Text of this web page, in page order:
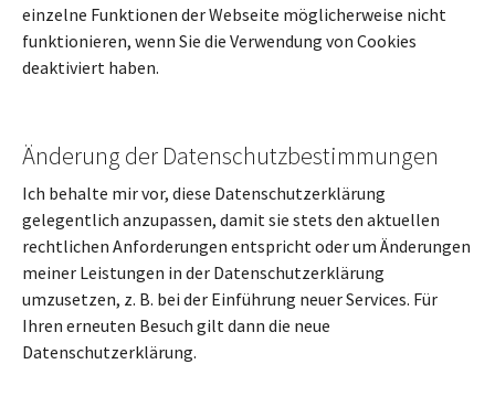
einzelne Funktionen der Webseite möglicherweise nicht
funktionieren, wenn Sie die Verwendung von Cookies
deaktiviert haben.
Änderung der Datenschutzbestimmungen
Ich behalte mir vor, diese Datenschutzerklärung
gelegentlich anzupassen, damit sie stets den aktuellen
rechtlichen Anforderungen entspricht oder um Änderungen
meiner Leistungen in der Datenschutzerklärung
umzusetzen, z. B. bei der Einführung neuer Services. Für
Ihren erneuten Besuch gilt dann die neue
Datenschutzerklärung.